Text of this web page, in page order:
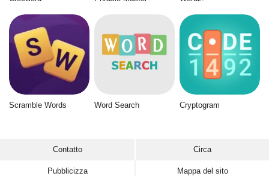
Scramble Words Word Search Cryptogram
Contatto Circa
Pubblicizza Mappa del sito